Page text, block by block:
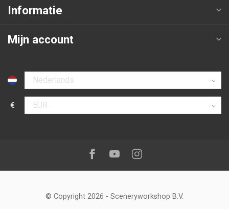
Informatie
Mijn account
Selecteer taal
€
Selecteer valuta
Volg ons op:Facebook
YoutubeInstagram
© Copyright 2026 - Sceneryworkshop B.V.